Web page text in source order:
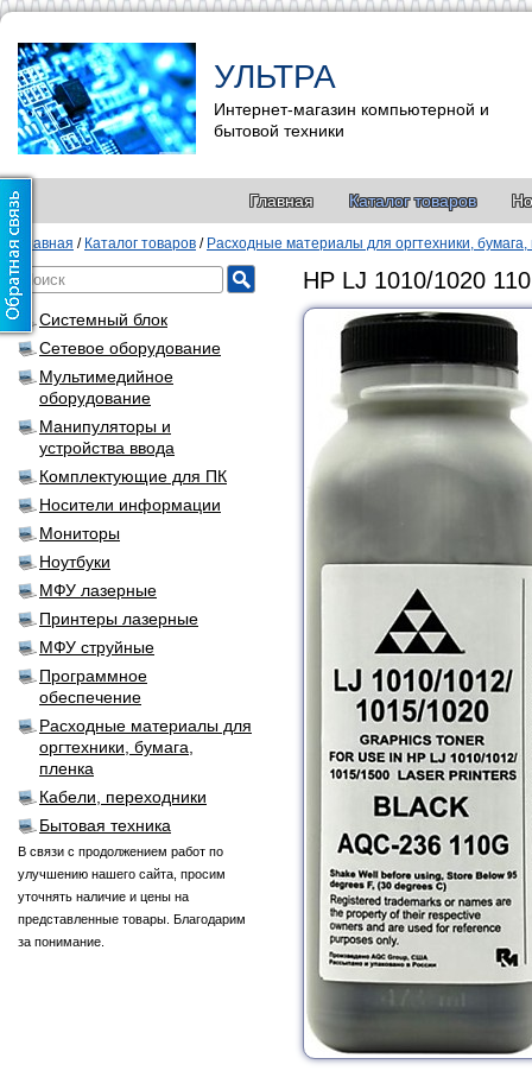
УЛЬТРА
Интернет-магазин компьютерной и
бытовой техники
Главная Каталог товаров
Главная / Каталог товаров / Расходные материалы для оргтехники, бумага,
Системный блок
Сетевое оборудование
Мультимедийное
оборудование
Манипуляторы и
устройства ввода
Комплектующие для ПК
Носители информации
Мониторы
Ноутбуки
МФУ лазерные
Принтеры лазерные
МФУ струйные
Программное
обеспечение
Расходные материалы для
оргтехники, бумага,
пленка
Кабели, переходники
Бытовая техника
В связи с продолжением работ по
улучшению нашего сайта, просим
уточнять наличие и цены на
представленные товары. Благодарим
за понимание.
HP LJ 1010/1020